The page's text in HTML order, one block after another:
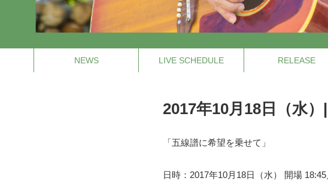
NEWS LIVE SCHEDULE RELEASE
2017年10月18日（水
「五線譜に希望を乗せて」
日時：2017年10月18日（水） 開場